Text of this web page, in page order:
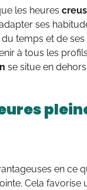
les heures
ses
temps et de
à tous les
se situe en
en ce
Cela